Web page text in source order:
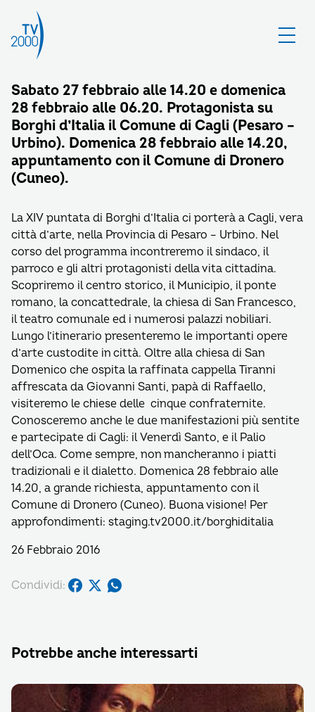
Sabato 27 febbraio alle 14.20 e domenica
28 febbraio alle 06.20. Protagonista su
Borghi d’Italia il Comune di Cagli (Pesaro –
Urbino). Domenica 28 febbraio alle 14.20,
appuntamento con il Comune di Dronero
(Cuneo).
La XIV puntata di Borghi d’Italia ci porterà a Cagli, vera
città d’arte, nella Provincia di Pesaro – Urbino. Nel
corso del programma incontreremo il sindaco, il
parroco e gli altri protagonisti della vita cittadina.
Scopriremo il centro storico, il Municipio, il ponte
romano, la concattedrale, la chiesa di San Francesco,
il teatro comunale ed i numerosi palazzi nobiliari.
Lungo l’itinerario presenteremo le importanti opere
d’arte custodite in città. Oltre alla chiesa di San
Domenico che ospita la raffinata cappella Tiranni
affrescata da Giovanni Santi, papà di Raffaello,
visiteremo le chiese delle cinque confraternite.
Conosceremo anche le due manifestazioni più sentite
e partecipate di Cagli: il Venerdì Santo, e il Palio
dell’Oca. Come sempre, non mancheranno i piatti
tradizionali e il dialetto. Domenica 28 febbraio alle
14.20, a grande richiesta, appuntamento con il
Comune di Dronero (Cuneo). Buona visione! Per
approfondimenti: staging.tv2000.it/borghiditalia
26 Febbraio 2016
Condividi:
Potrebbe anche interessarti